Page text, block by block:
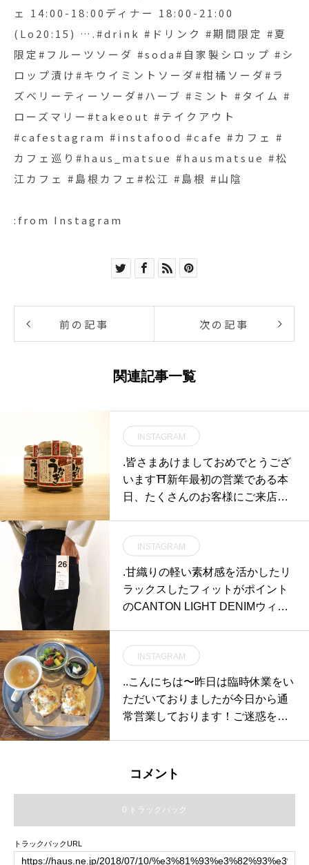
ェ 14:00-18:00ディナー 18:00-21:00
(Lo20:15) ….#drink #ドリンク #期間限定 #夏
限定#フルーツソーダ #soda#自家製シロップ #シ
ロップ漬け#キウイミントソーダ#柑橘ソーダ#ラ
ズベリーティーソーダ#ハーブ #ミント #タイム #
ローズマリー#takeout #テイクアウト
#cafestagram #instafood #cafe #カフェ #
カフェ巡り#haus_matsue #hausmatsue #松
江カフェ #島根カフェ#松江 #島根 #山陰
:from Instagram
前の記事 次の記事
関連記事一覧
INSTAGRAM
.皆さまあけましておめでとうござ
います⛩新年最初の営業である本
日、たくさんのお客様にご来店い
い致します◎.年明けにぴったり
の、縁起のいいご飯のお供をご紹
介します。.「浜名湖産うなぎご飯
のたれ」.浜名湖産の刻みうなぎの
レ。ホカホカご飯との相性が抜群
です。.お手軽に家庭で美味しいう
なぎ丼をお召し上がりいただいて
はいかがでしょうか？お正月の手
土産にもおすすめです。.#うなぎ
ご飯のたれ#ご飯のお供#ご飯が進
む #ご飯が止まらない#お正月#ha
松江カフェ #島根カフェ #松江旅
INSTAGRAM
.甘織りの軽い素材感を活かしたリ
ラックスしたフィットがポイント
のCANTON LIGHT DENIMウィメ
#CANTON#cantonoveralls #岡山#
canton light denim#denim#hausm
atsue #島根
INSTAGRAM
..こんにちは〜昨日は臨時休業をい
ただいておりましたが今日から通
常営業しております！ご迷惑をお
ックムッシュ ＞自家製ベシャメル
点、寒い朝にぴったりのメニュー
コメント
0 トラックバック
トラックバックURL